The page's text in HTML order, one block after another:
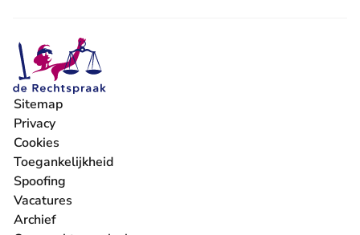
Sitemap
Privacy
Cookies
Toegankelijkheid
Spoofing
Vacatures
- U verlaat Rechtspraak.nl
Archief